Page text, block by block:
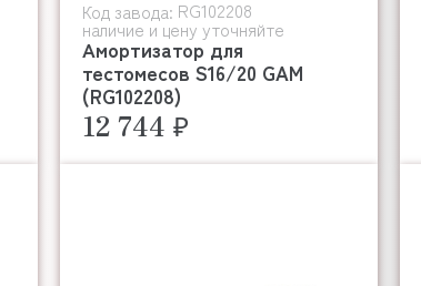
Код завода: RG102208
наличие и цену уточняйте
Амортизатор для
тестомесов S16/20 GAM
(RG102208)
12 744 ₽